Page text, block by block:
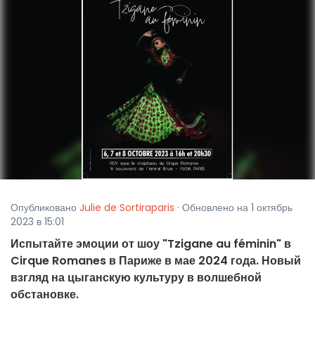
Опубликовано Julie de Sortiraparis · Обновлено на 1 октябрь
2023 в 15:01
Испытайте эмоции от шоу "Tzigane au féminin" в
Cirque Romanes в Париже в мае 2024 года. Новый
взгляд на цыганскую культуру в волшебной
обстановке.